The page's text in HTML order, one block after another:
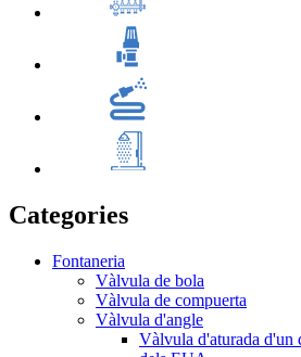
Categories
Fontaneria
Vàlvula de bola
Vàlvula de compuerta
Vàlvula d'angle
Vàlvula d'aturada d'un